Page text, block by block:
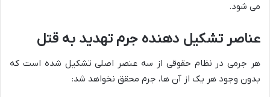
می شود.
عناصر تشکیل دهنده جرم تهدید به قتل
هر جرمی در نظام حقوقی از سه عنصر اصلی تشکیل شده است که
بدون وجود هر یک از آن ها، جرم محقق نخواهد شد: